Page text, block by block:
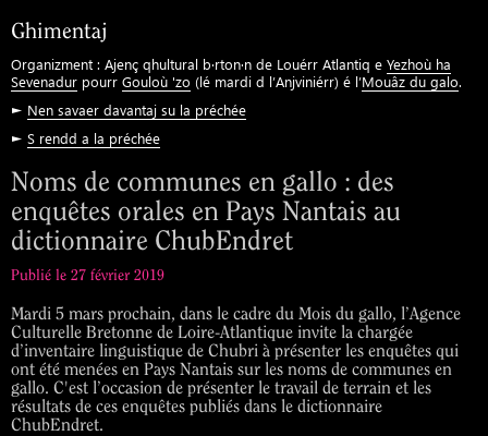
Ghimentaj
Organizment : Ajenç qhultural b·rton·n de Louérr Atlantiq e Yezhoù ha
Sevenadur pourr Gouloù 'zo (lé mardi d l’Anjviniérr) é l’Mouâz du galo.
► Nen savaer davantaj su la préchée
► S rendd a la préchée
Noms de communes en gallo : des
enquêtes orales en Pays Nantais au
dictionnaire ChubEndret
Publié le 27 février 2019
Mardi 5 mars prochain, dans le cadre du Mois du gallo, l’Agence
Culturelle Bretonne de Loire-Atlantique invite la chargée
d’inventaire linguistique de Chubri à présenter les enquêtes qui
ont été menées en Pays Nantais sur les noms de communes en
gallo. C'est l’occasion de présenter le travail de terrain et les
résultats de ces enquêtes publiés dans le dictionnaire
ChubEndret.